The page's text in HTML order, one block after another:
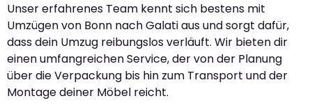
Unser erfahrenes Team kennt sich bestens mit
Umzügen von Bonn nach Galati aus und sorgt dafür,
dass dein Umzug reibungslos verläuft. Wir bieten dir
einen umfangreichen Service, der von der Planung
über die Verpackung bis hin zum Transport und der
Montage deiner Möbel reicht.